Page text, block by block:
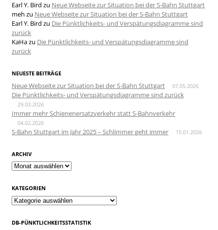
Earl Y. Bird zu Neue Webseite zur Situation bei der S-Bahn Stuttgart
meh zu Neue Webseite zur Situation bei der S-Bahn Stuttgart
Earl Y. Bird zu Die Pünktlichkeits- und Verspätungsdiagramme sind
zurück
KaHazu Die Pünktlichkeits- und Verspätungsdiagramme sind
zurück
NEUESTE BEITRÄGE
Neue Webseite zur Situation bei der S-Bahn Stuttgart 07.05.2026
Die Pünktlichkeits- und Verspätungsdiagramme sind zurück
29.03.2026
Immer mehr Schienenersatzverkehr statt S-Bahnverkehr
04.02.2026
S-Bahn Stuttgart im Jahr 2025 – Schlimmer geht immer 15.01.2026
ARCHIV
Archiv
KATEGORIEN
Kategorien
DB-PÜNKTLICHKEITSSTATISTIK